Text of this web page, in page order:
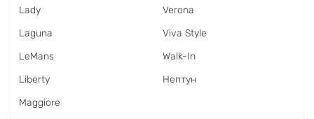
Lady
Laguna
LeMans
Liberty
Maggiore
Verona
Viva Style
Walk-In
Нептун